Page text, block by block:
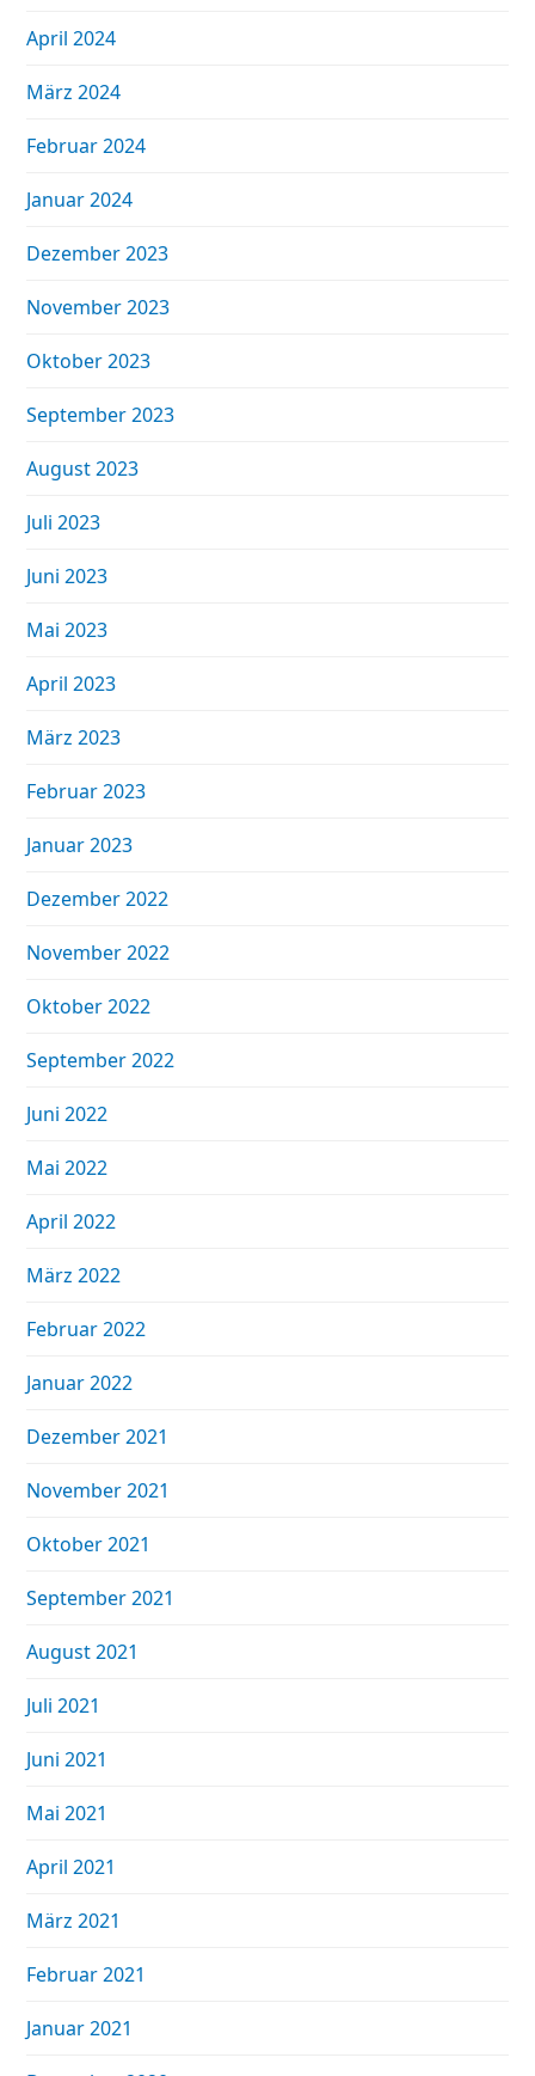
April 2024
März 2024
Februar 2024
Januar 2024
Dezember 2023
November 2023
Oktober 2023
September 2023
August 2023
Juli 2023
Juni 2023
Mai 2023
April 2023
März 2023
Februar 2023
Januar 2023
Dezember 2022
November 2022
Oktober 2022
September 2022
Juni 2022
Mai 2022
April 2022
März 2022
Februar 2022
Januar 2022
Dezember 2021
November 2021
Oktober 2021
September 2021
August 2021
Juli 2021
Juni 2021
Mai 2021
April 2021
März 2021
Februar 2021
Januar 2021